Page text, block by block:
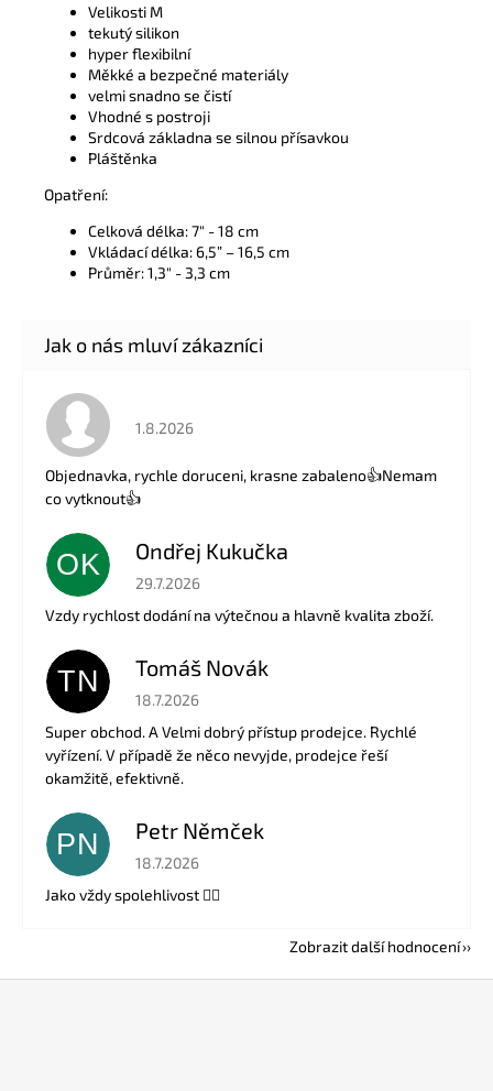
Velikosti M
tekutý silikon
hyper flexibilní
Měkké a bezpečné materiály
velmi snadno se čistí
Vhodné s postroji
Srdcová základna se silnou přísavkou
Pláštěnka
Opatření:
Celková délka: 7" - 18 cm
Vkládací délka: 6,5” – 16,5 cm
Průměr: 1,3" - 3,3 cm
Hodnocení obchodu je 5 z 5 hvězdiček.
1.8.2026
Objednavka, rychle doruceni, krasne zabaleno👍Nemam
co vytknout👍
OK Ondřej Kukučka
Hodnocení obchodu je 5 z 5 hvězdiček.
29.7.2026
Vzdy rychlost dodání na výtečnou a hlavně kvalita zboží.
TN Tomáš Novák
Hodnocení obchodu je 5 z 5 hvězdiček.
18.7.2026
Super obchod. A Velmi dobrý přístup prodejce. Rychlé
vyřízení. V případě že něco nevyjde, prodejce řeší
okamžitě, efektivně.
PN Petr Němček
Hodnocení obchodu je 5 z 5 hvězdiček.
18.7.2026
Jako vždy spolehlivost 👍🏻
Zobrazit další hodnocení